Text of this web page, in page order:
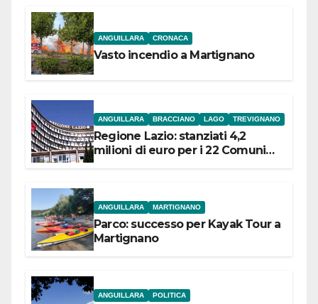
ANGUILLARA CRONACA
Vasto incendio a Martignano
ANGUILLARA BRACCIANO LAGO TREVIGNANO
Regione Lazio: stanziati 4,2
milioni di euro per i 22 Comuni
ANGUILLARA MARTIGNANO
Parco: successo per Kayak Tour a
Martignano
ANGUILLARA POLITICA